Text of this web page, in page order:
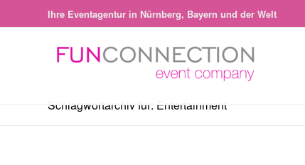
Ihre Eventagentur in Nürnberg, Bayern und der Welt
Schlagwortarchiv für: Entertainment